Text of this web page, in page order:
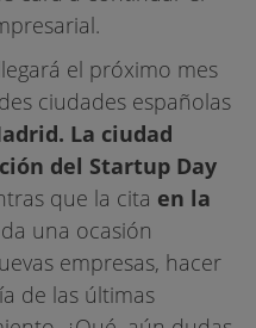
el próximo mes
ciudades españolas
La ciudad
del Startup Day
que la cita en la
una ocasión
empresas, hacer
de las últimas